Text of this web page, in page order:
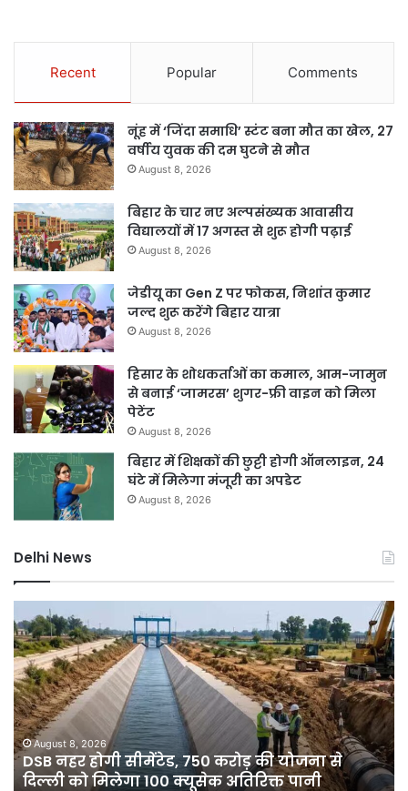
Recent Popular Comments
नूंह में ‘जिंदा समाधि’ स्टंट बना मौत का खेल, 27
वर्षीय युवक की दम घुटने से मौत
August 8, 2026
बिहार के चार नए अल्पसंख्यक आवासीय
विद्यालयों में 17 अगस्त से शुरू होगी पढ़ाई
August 8, 2026
जेडीयू का Gen Z पर फोकस, निशांत कुमार
जल्द शुरू करेंगे बिहार यात्रा
August 8, 2026
हिसार के शोधकर्ताओं का कमाल, आम-जामुन
से बनाई ‘जामरस’ शुगर-फ्री वाइन को मिला
पेटेंट
August 8, 2026
बिहार में शिक्षकों की छुट्टी होगी ऑनलाइन, 24
घंटे में मिलेगा मंजूरी का अपडेट
August 8, 2026
Delhi News
नहर
होगी
सीमेंटेड,
750
करोड़
की
योजना
से
दिल्ली
August 8, 2026
DSB नहर होगी सीमेंटेड, 750 करोड़ की योजना से
दिल्ली को मिलेगा 100 क्यूसेक अतिरिक्त पानी
में
ने
15
का
7